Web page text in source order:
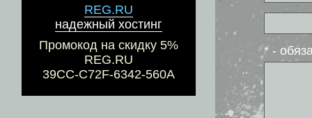
REG.RU
надежный хостинг
Промокод на скидку 5%
REG.RU
39CC-C72F-6342-560A
* -